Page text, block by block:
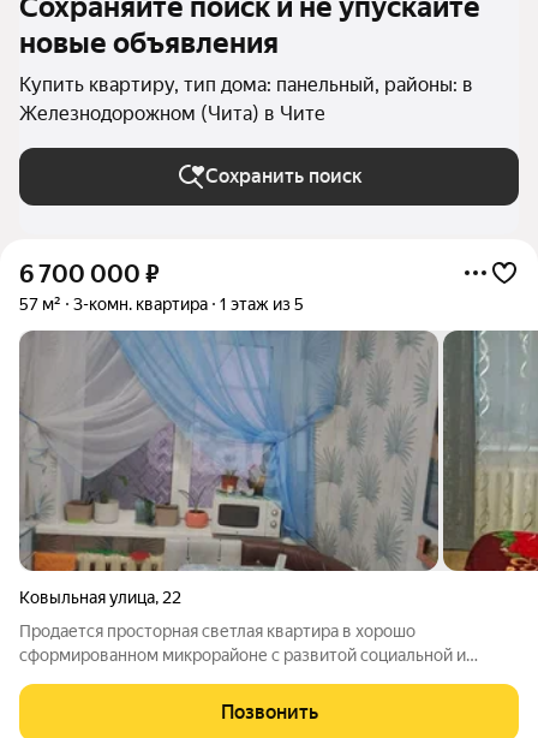
Сохраняйте поиск и не упускайте
новые объявления
Купить квартиру, тип дома: панельный, районы: в
Железнодорожном (Чита) в Чите
Сохранить поиск
6 700 000 ₽
57 м² 3-комн. квартира 1 этаж из 5
Ковыльная улица, 22
Продается просторная светлая квартира в хорошо
сформированном микрорайоне с развитой социальной и
планировкой: изолированные комнаты, раздельный санузел и
большая лоджия с двусторонним выходом,
Позвонить